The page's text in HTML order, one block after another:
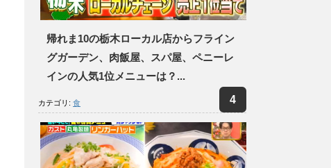
帰れま10の栃木ローカル店からフライン
グガーデン、肉飯屋、スパ屋、ペニーレ
インの人気1位メニューは？...
カテゴリ: 食